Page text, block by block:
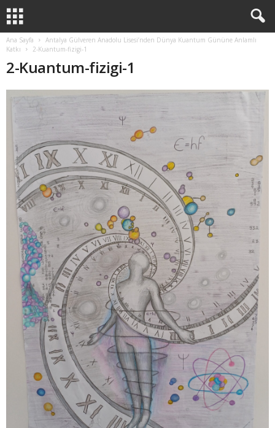
Ana Sayfa
Antalya Gülveren Anadolu Lisesi’nden Dünya Kuantum Gününe Anlamlı
Katkı
2-Kuantum-fizigi-1
2-Kuantum-fizigi-1